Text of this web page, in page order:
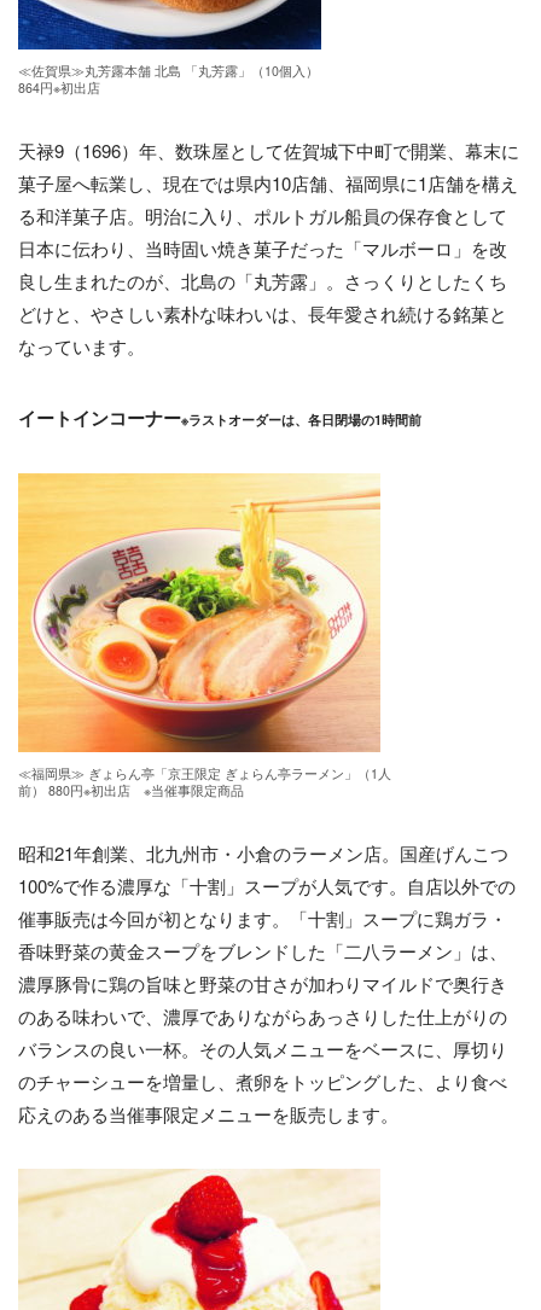
≪佐賀県≫丸芳露本舗 北島 「丸芳露」（10個入）
864円※初出店
天禄9（1696）年、数珠屋として佐賀城下中町で開業、幕末に
菓子屋へ転業し、現在では県内10店舗、福岡県に1店舗を構え
る和洋菓子店。明治に入り、ポルトガル船員の保存食として
日本に伝わり、当時固い焼き菓子だった「マルボーロ」を改
良し生まれたのが、北島の「丸芳露」。さっくりとしたくち
どけと、やさしい素朴な味わいは、長年愛され続ける銘菓と
なっています。
イートインコーナー※ラストオーダーは、各日閉場の1時間前
​≪福岡県≫ ぎょらん亭「京王限定 ぎょらん亭ラーメン」（1人
前） 880円※初出店 ※当催事限定商品
昭和21年創業、北九州市・小倉のラーメン店。国産げんこつ
100%で作る濃厚な「十割」スープが人気です。自店以外での
催事販売は今回が初となります。「十割」スープに鶏ガラ・
香味野菜の黄金スープをブレンドした「二八ラーメン」は、
濃厚豚骨に鶏の旨味と野菜の甘さが加わりマイルドで奥行き
のある味わいで、濃厚でありながらあっさりした仕上がりの
バランスの良い一杯。その人気メニューをベースに、厚切り
のチャーシューを増量し、煮卵をトッピングした、より食べ
応えのある当催事限定メニューを販売します。